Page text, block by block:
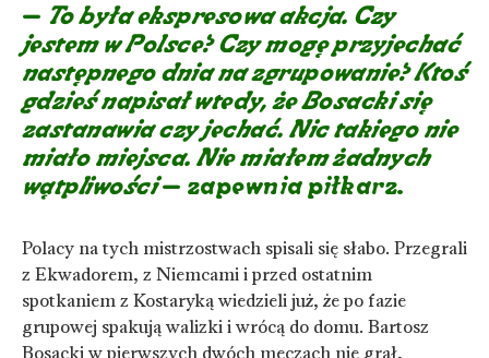
– To była ekspresowa akcja. Czy
jestem w Polsce? Czy mogę przyjechać
następnego dnia na zgrupowanie? Ktoś
gdzieś napisał wtedy, że Bosacki się
zastanawia czy jechać. Nic takiego nie
miało miejsca. Nie miałem żadnych
wątpliwości– zapewnia piłkarz.
Polacy na tych mistrzostwach spisali się słabo. Przegrali
z Ekwadorem, z Niemcami i przed ostatnim
spotkaniem z Kostaryką wiedzieli już, że po fazie
grupowej spakują walizki i wrócą do domu. Bartosz
Bosacki w pierwszych dwóch meczach nie grał,